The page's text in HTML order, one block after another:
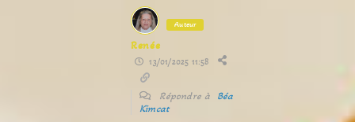
Auteur
Renée
13/01/2025 11:58
Répondre à Béa
Kimcat